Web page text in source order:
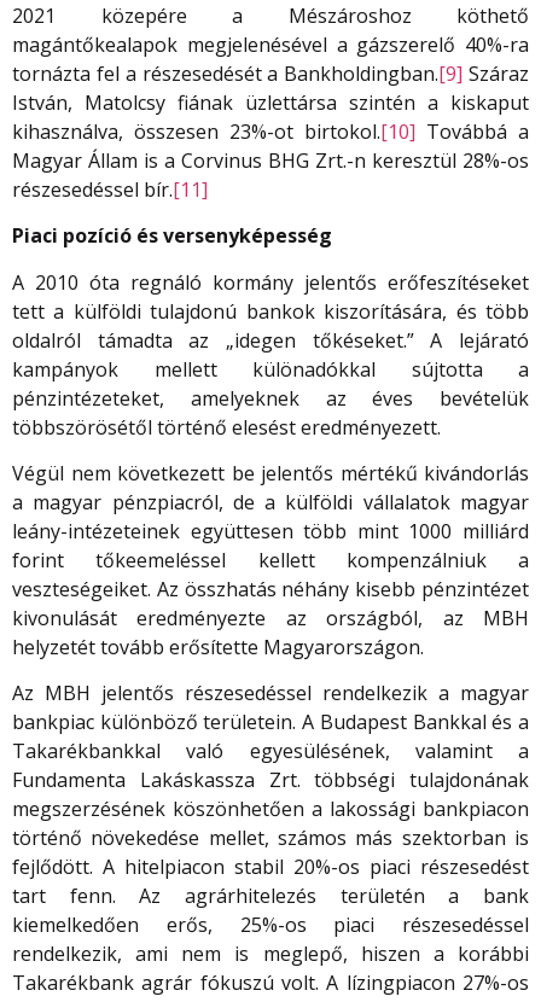
2021 közepére a Mészároshoz köthető
magántőkealapok megjelenésével a gázszerelő 40%-ra
tornázta fel a részesedését a Bankholdingban.[9] Száraz
István, Matolcsy fiának üzlettársa szintén a kiskaput
kihasználva, összesen 23%-ot birtokol.[10] Továbbá a
Magyar Állam is a Corvinus BHG Zrt.-n keresztül 28%-os
részesedéssel bír.[11]
Piaci pozíció és versenyképesség
A 2010 óta regnáló kormány jelentős erőfeszítéseket
tett a külföldi tulajdonú bankok kiszorítására, és több
oldalról támadta az „idegen tőkéseket.” A lejárató
kampányok mellett különadókkal sújtotta a
pénzintézeteket, amelyeknek az éves bevételük
többszörösétől történő elesést eredményezett.
Végül nem következett be jelentős mértékű kivándorlás
a magyar pénzpiacról, de a külföldi vállalatok magyar
leány-intézeteinek együttesen több mint 1000 milliárd
forint tőkeemeléssel kellett kompenzálniuk a
veszteségeiket. Az összhatás néhány kisebb pénzintézet
kivonulását eredményezte az országból, az MBH
helyzetét tovább erősítette Magyarországon.
Az MBH jelentős részesedéssel rendelkezik a magyar
bankpiac különböző területein. A Budapest Bankkal és a
Takarékbankkal való egyesülésének, valamint a
Fundamenta Lakáskassza Zrt. többségi tulajdonának
megszerzésének köszönhetően a lakossági bankpiacon
történő növekedése mellet, számos más szektorban is
fejlődött. A hitelpiacon stabil 20%-os piaci részesedést
tart fenn. Az agrárhitelezés területén a bank
kiemelkedően erős, 25%-os piaci részesedéssel
rendelkezik, ami nem is meglepő, hiszen a korábbi
Takarékbank agrár fókuszú volt. A lízingpiacon 27%-os